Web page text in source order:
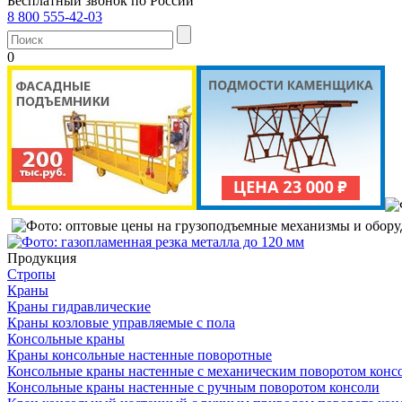
8 800 555-42-03
0
Продукция
Стропы
Краны
Краны гидравлические
Краны козловые управляемые с пола
Консольные краны
Краны консольные настенные поворотные
Консольные краны настенные с механическим поворотом
Консольные краны настенные с ручным поворотом консоли